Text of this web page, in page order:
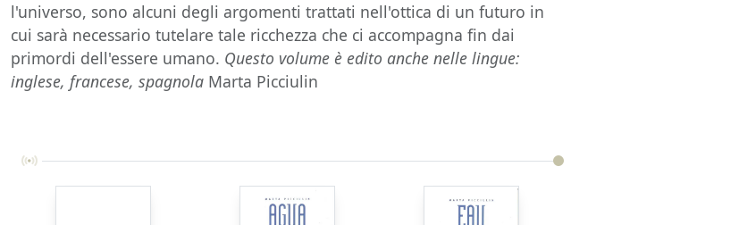
l'universo, sono alcuni degli argomenti trattati nell'ottica di un futuro in
cui sarà necessario tutelare tale ricchezza che ci accompagna fin dai
primordi dell'essere umano. Questo volume è edito anche nelle lingue:
inglese, francese, spagnola Marta Picciulin